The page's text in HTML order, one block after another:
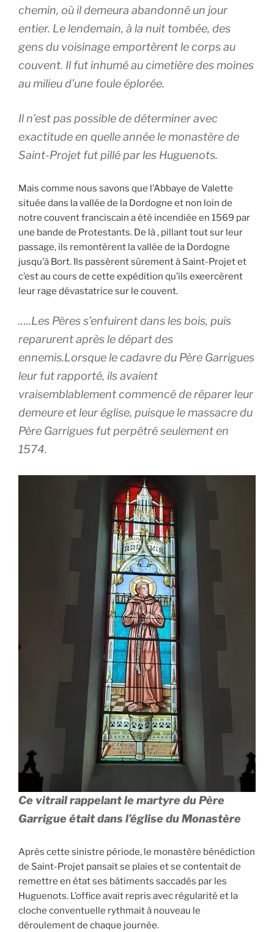
chemin, où il demeura abandonné un jour
entier. Le lendemain, à la nuit tombée, des
gens du voisinage emportèrent le corps au
couvent. Il fut inhumé au cimetière des moines
au milieu d’une foule éplorée.
Il n’est pas possible de déterminer avec
exactitude en quelle année le monastère de
Saint-Projet fut pillé par les Huguenots.
Mais comme nous savons que l’Abbaye de Valette
située dans la vallée de la Dordogne et non loin de
notre couvent franciscain a été incendiée en 1569 par
une bande de Protestants. De là , pillant tout sur leur
passage, ils remontèrent la vallée de la Dordogne
jusqu’à Bort. Ils passèrent sûrement à Saint-Projet et
c’est au cours de cette expédition qu’ils exeercèrent
leur rage dévastatrice sur le couvent.
…..Les Pères s’enfuirent dans les bois, puis
reparurent après le départ des
ennemis.Lorsque le cadavre du Père Garrigues
leur fut rapporté, ils avaient
vraisemblablement commencé de réparer leur
demeure et leur église, puisque le massacre du
Père Garrigues fut perpétré seulement en
1574.
Ce vitrail rappelant le martyre du Père
Garrigue était dans l’église du Monastère
Après cette sinistre période, le monastère bénédiction
de Saint-Projet pansait se plaies et se contentait de
remettre en état ses bâtiments saccadés par les
Huguenots. L’office avait repris avec régularité et la
cloche conventuelle rythmait à nouveau le
déroulement de chaque journée.